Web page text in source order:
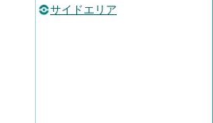
サイドエリア